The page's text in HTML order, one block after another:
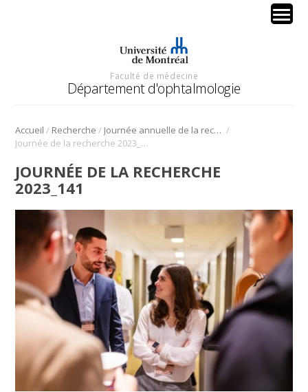
Faculté de médecine
Département d'ophtalmologie
Accueil / Recherche / Journée annuelle de la recherche en ophtalmologie de l’Université de Montréal /
Journée de la recherche 2023_141
JOURNÉE DE LA RECHERCHE
2023_141